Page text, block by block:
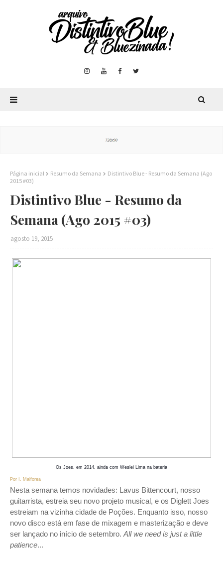
Página inicial Resumo da Semana
Distintivo Blue - Resumo da Semana (Ago
2015 #03)
Distintivo Blue - Resumo da
Semana (Ago 2015 #03)
agosto 19, 2015
Os Joes, em 2014, ainda com Weslei Lima na bateria
Por I. Malforea
Nesta semana temos novidades: Lavus Bittencourt, nosso
guitarrista, estreia seu novo projeto musical, e os Diglett Joes
estreiam na vizinha cidade de Poções. Enquanto isso, nosso
novo disco está em fase de mixagem e masterização e deve
ser lançado no início de setembro. All we need is just a little
patience...